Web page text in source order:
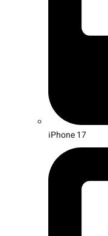
iPhone 17